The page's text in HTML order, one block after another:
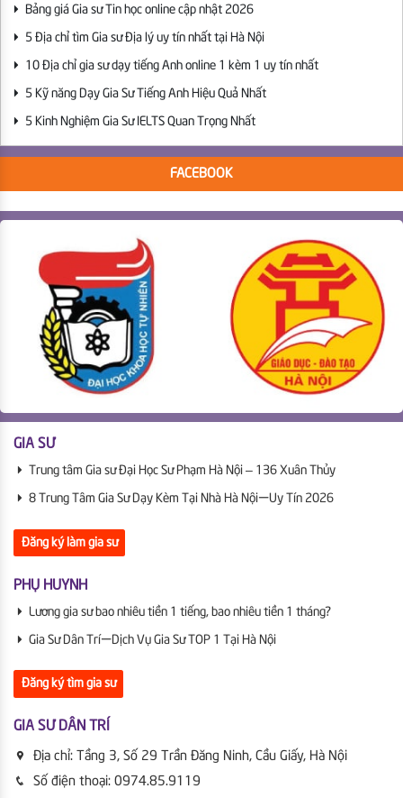
Bảng giá Gia sư Tin học online cập nhật 2026
5 Địa chỉ tìm Gia sư Địa lý uy tín nhất tại Hà Nội
10 Địa chỉ gia sư dạy tiếng Anh online 1 kèm 1 uy tín nhất
5 Kỹ năng Dạy Gia Sư Tiếng Anh Hiệu Quả Nhất
5 Kinh Nghiệm Gia Sư IELTS Quan Trọng Nhất
FACEBOOK
GIA SƯ
Trung tâm Gia sư Đại Học Sư Phạm Hà Nội – 136 Xuân Thủy
8 Trung Tâm Gia Sư Dạy Kèm Tại Nhà Hà Nội | Uy Tín 2026
Đăng ký làm gia sư
PHỤ HUYNH
Lương gia sư bao nhiêu tiền 1 tiếng, bao nhiêu tiền 1 tháng?
Gia Sư Dân Trí | Dịch Vụ Gia Sư TOP 1 Tại Hà Nội
Đăng ký tìm gia sư
GIA SƯ DÂN TRÍ
Địa chỉ: Tầng 3, Số 29 Trần Đăng Ninh, Cầu Giấy, Hà Nội
Số điện thoại: 0974.85.9119